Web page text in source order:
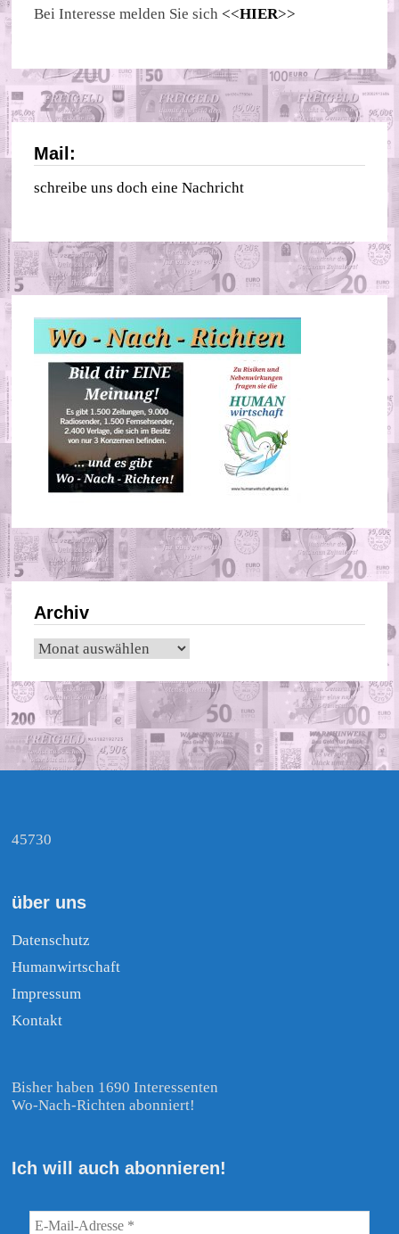
Bei Interesse melden Sie sich <<HIER>>
Mail:
schreibe uns doch eine Nachricht
Archiv
Archiv
45730
über uns
Datenschutz
Humanwirtschaft
Impressum
Kontakt
Bisher haben 1690 Interessenten
Wo-Nach-Richten abonniert!
Ich will auch abonnieren!